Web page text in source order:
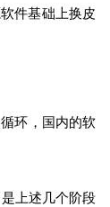
件基础上换皮
环，国内的软
上述几个阶段